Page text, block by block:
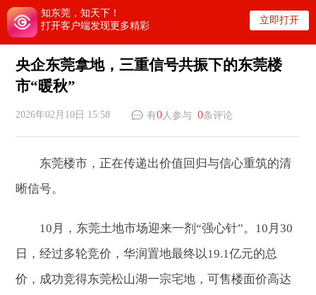
知东莞，知天下！
打开客户端发现更多精彩
立即打开
央企东莞拿地，三重信号共振下的东莞楼
市“暖秋”
2026年02月10日 15:58 有0人参与0条评论
东莞楼市，正在传递出价值回归与信心重筑的清
晰信号。
10月，东莞土地市场迎来一剂“强心针”。10月30
日，经过多轮竞价，华润置地最终以19.1亿元的总
价，成功竞得东莞松山湖一宗宅地，可售楼面价高达